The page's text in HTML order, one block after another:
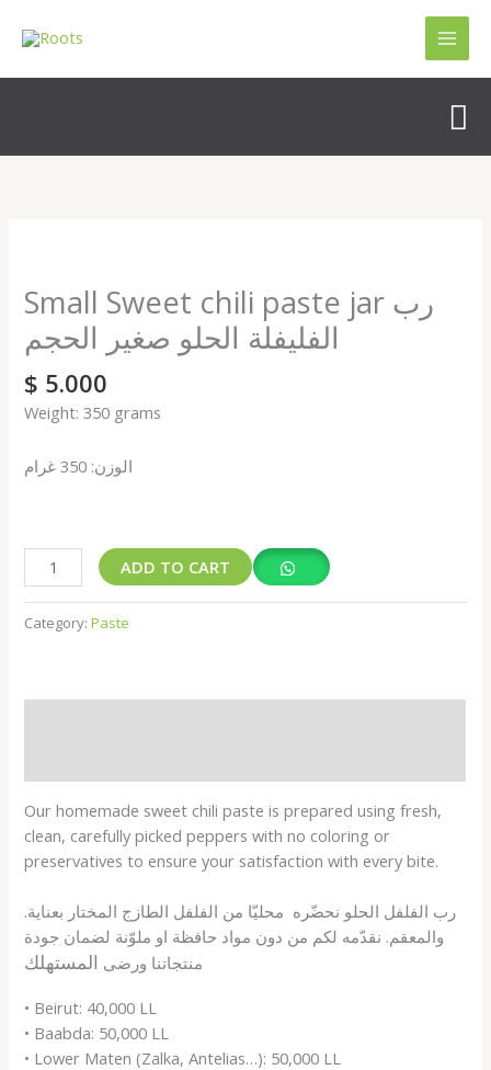
Small Sweet chili paste jar رب
الفليفلة الحلو صغير الحجم
$ 5.000
Weight: 350 grams
الوزن: 350 غرام
chili
paste
jar
الفليفلة
الحلو
الحجم
ADD TO CART
Category:Paste
Our homemade sweet chili paste is prepared using fresh,
clean, carefully picked peppers with no coloring or
preservatives to ensure your satisfaction with every bite.
.رب الفلفل الحلو نحضّره محليّا من الفلفل الطازج المختار بعناية
والمعقم. نقدّمه لكم من دون مواد حافظة او ملوّنة لضمان جودة
منتجاتنا ورضى المستهلك
• Beirut: 40,000 LL
• Baabda: 50,000 LL
• Lower Maten (Zalka, Antelias…): 50,000 LL